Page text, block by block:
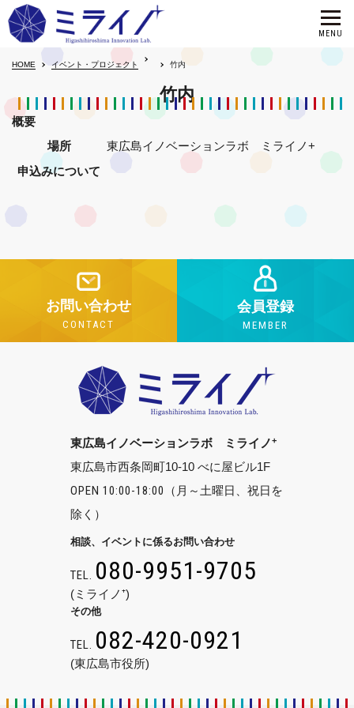
HOME イベント・プロジェクト 竹内
竹内
概要
場所
東広島イノベーションラボ ミライノ+
申込みについて
お問い合わせ
CONTACT
会員登録
MEMBER
東広島イノベーションラボ ミライノ+
東広島市西条岡町10-10 べに屋ビル1F
OPEN 10:00-18:00
（月～土曜日、祝日を
除く）
相談、イベントに係るお問い合わせ
TEL. 080-9951-9705
(ミライノ⁺)
その他
TEL. 082-420-0921
(東広島市役所)